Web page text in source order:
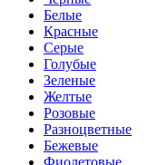
Белые
Красные
Серые
Голубые
Зеленые
Желтые
Розовые
Разноцветные
Бежевые
Фиолетовые